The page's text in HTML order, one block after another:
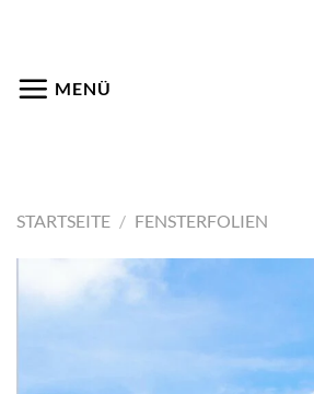
MENÜ
STARTSEITE / FENSTERFOLIEN